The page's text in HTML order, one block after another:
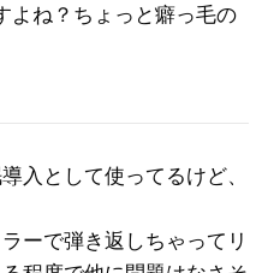
よね？ちょっと癖っ毛の
入として使ってるけど、
ーで弾き返しちゃってリ